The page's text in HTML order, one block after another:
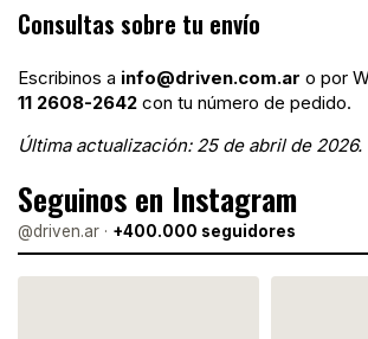
Consultas sobre tu envío
Escribinos a info@driven.com.ar o por
11 2608-2642 con tu número de pedido.
Última actualización: 25 de abril de 2026.
Seguinos en Instagram
@driven.ar · +400.000 seguidores